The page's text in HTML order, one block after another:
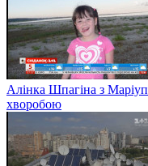
Алінка Шпагіна з
хворобою